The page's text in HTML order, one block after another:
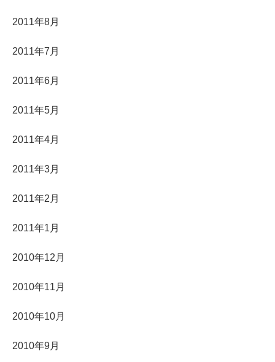
2011年8月
2011年7月
2011年6月
2011年5月
2011年4月
2011年3月
2011年2月
2011年1月
2010年12月
2010年11月
2010年10月
2010年9月